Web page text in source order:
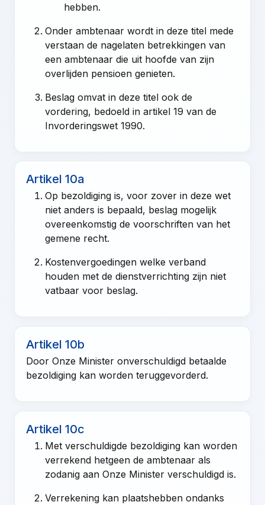
hebben.
Onder ambtenaar wordt in deze titel mede
verstaan de nagelaten betrekkingen van
een ambtenaar die uit hoofde van zijn
overlijden pensioen genieten.
Beslag omvat in deze titel ook de
vordering, bedoeld in artikel 19 van de
Invorderingswet 1990.
Artikel 10a
Op bezoldiging is, voor zover in deze wet
niet anders is bepaald, beslag mogelijk
overeenkomstig de voorschriften van het
gemene recht.
Kostenvergoedingen welke verband
houden met de dienstverrichting zijn niet
vatbaar voor beslag.
Artikel 10b
Door Onze Minister onverschuldigd betaalde
bezoldiging kan worden teruggevorderd.
Artikel 10c
Met verschuldigde bezoldiging kan worden
verrekend hetgeen de ambtenaar als
zodanig aan Onze Minister verschuldigd is.
Verrekening kan plaatshebben ondanks